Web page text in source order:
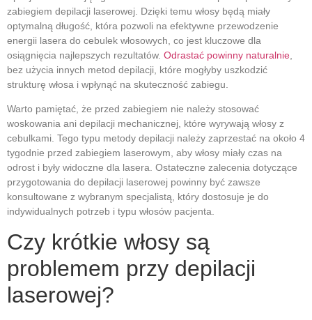
zabiegiem depilacji laserowej. Dzięki temu włosy będą miały
optymalną długość, która pozwoli na efektywne przewodzenie
energii lasera do cebulek włosowych, co jest kluczowe dla
osiągnięcia najlepszych rezultatów. Odrastać powinny naturalnie
bez użycia innych metod depilacji, które mogłyby uszkodzić
strukturę włosa i wpłynąć na skuteczność zabiegu.
Warto pamiętać, że przed zabiegiem nie należy stosować
woskowania ani depilacji mechanicznej, które wyrywają włosy z
cebulkami. Tego typu metody depilacji należy zaprzestać na około 4
tygodnie przed zabiegiem laserowym, aby włosy miały czas na
odrost i były widoczne dla lasera. Ostateczne zalecenia dotyczące
przygotowania do depilacji laserowej powinny być zawsze
konsultowane z wybranym specjalistą, który dostosuje je do
indywidualnych potrzeb i typu włosów pacjenta.
Czy krótkie włosy są
problemem przy depilacji
laserowej?